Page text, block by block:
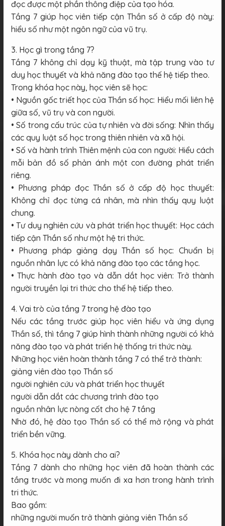
đọc được một phần thông điệp của tạo hóa.
Tầng 7 giúp học viên tiếp cận Thần số ở cấp độ này:
hiểu số như một ngôn ngữ của vũ trụ.
3. Học gì trong tầng 7?
Tầng 7 không chỉ dạy kỹ thuật, mà tập trung vào tư
duy học thuyết và khả năng đào tạo thế hệ tiếp theo.
Trong khóa học này, học viên sẽ học:
• Nguồn gốc triết học của Thần số học: Hiểu mối liên hệ
giữa số, vũ trụ và con người.
• Số trong cấu trúc của tự nhiên và đời sống: Nhìn thấy
các quy luật số học trong thiên nhiên và xã hội.
• Số và hành trình Thiên mệnh của con người: Hiểu cách
mỗi bản đồ số phản ánh một con đường phát triển
riêng.
• Phương pháp đọc Thần số ở cấp độ học thuyết:
Không chỉ đọc từng cá nhân, mà nhìn thấy quy luật
chung.
• Tư duy nghiên cứu và phát triển học thuyết: Học cách
tiếp cận Thần số như một hệ tri thức.
• Phương pháp giảng dạy Thần số học: Chuẩn bị
nguồn nhân lực có khả năng đào tạo các tầng học.
• Thực hành đào tạo và dẫn dắt học viên: Trở thành
người truyền lại tri thức cho thế hệ tiếp theo.
4. Vai trò của tầng 7 trong hệ đào tạo
Nếu các tầng trước giúp học viên hiểu và ứng dụng
Thần số, thì tầng 7 giúp hình thành những người có khả
năng đào tạo và phát triển hệ thống tri thức này.
Những học viên hoàn thành tầng 7 có thể trở thành:
giảng viên đào tạo Thần số
người nghiên cứu và phát triển học thuyết
người dẫn dắt các chương trình đào tạo
nguồn nhân lực nòng cốt cho hệ 7 tầng
Nhờ đó, hệ đào tạo Thần số có thể mở rộng và phát
triển bền vững.
5. Khóa học này dành cho ai?
Tầng 7 dành cho những học viên đã hoàn thành các
tầng trước và mong muốn đi xa hơn trong hành trình
tri thức.
Bao gồm:
những người muốn trở thành giảng viên Thần số